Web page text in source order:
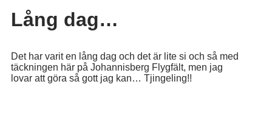
Lång dag…
Det har varit en lång dag och det är lite si och så med
täckningen här på Johannisberg Flygfält, men jag
lovar att göra så gott jag kan… Tjingeling!!